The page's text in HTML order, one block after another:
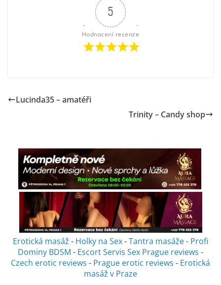
5
Hodnocení recenze
Lucinda35 – amatéři
Trinity – Candy shop
Erotická masáž - Holky na Sex-Tantra masáže- Profi
Dominy BDSM - Escort Servis Sex Prague reviews -
Czech erotic reviews - Prague erotic reviews - Erotická
masáž v Praze